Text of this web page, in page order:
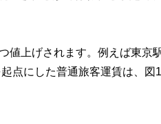
値上げされます。例えば東京
点にした普通旅客運賃は、